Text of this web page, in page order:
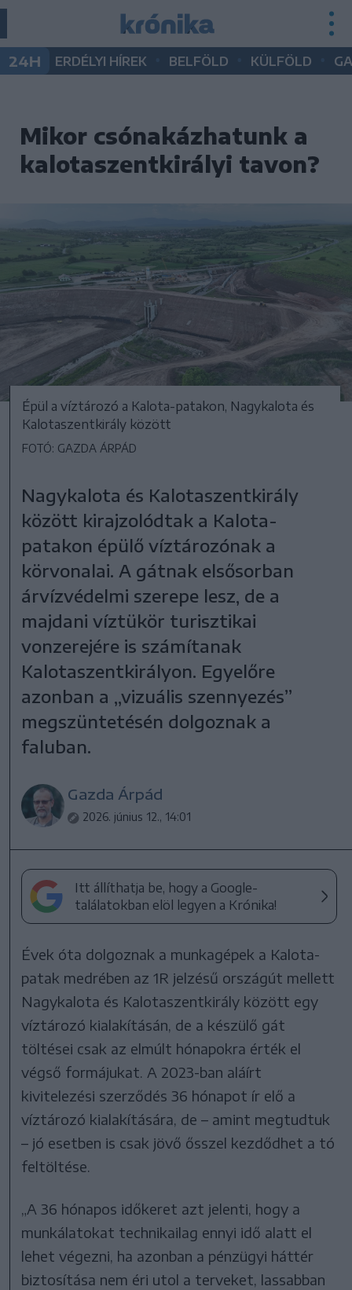
24H ERDÉLYI HÍREK BELFÖLD KÜLFÖLD
Mikor csónakázhatunk a
kalotaszentkirályi tavon?
Épül a víztározó a Kalota-patakon, Nagykalota és
Kalotaszentkirály között
FOTÓ: GAZDA ÁRPÁD
Nagykalota és Kalotaszentkirály
között kirajzolódtak a Kalota-
patakon épülő víztározónak a
körvonalai. A gátnak elsősorban
árvízvédelmi szerepe lesz, de a
majdani víztükör turisztikai
vonzerejére is számítanak
Kalotaszentkirályon. Egyelőre
azonban a „vizuális szennyezés”
megszüntetésén dolgoznak a
faluban.
Gazda Árpád
2026. június 12., 14:01
Itt állíthatja be, hogy a Google-
találatokban elöl legyen a Krónika!
Évek óta dolgoznak a munkagépek a Kalota-
patak medrében az 1R jelzésű országút mellett
Nagykalota és Kalotaszentkirály között egy
víztározó kialakításán, de a készülő gát
töltései csak az elmúlt hónapokra érték el
végső formájukat. A 2023-ban aláírt
kivitelezési szerződés 36 hónapot ír elő a
víztározó kialakítására, de – amint megtudtuk
– jó esetben is csak jövő ősszel kezdődhet a tó
feltöltése.
„A 36 hónapos időkeret azt jelenti, hogy a
munkálatokat technikailag ennyi idő alatt el
lehet végezni, ha azonban a pénzügyi háttér
biztosítása nem éri utol a terveket, lassabban